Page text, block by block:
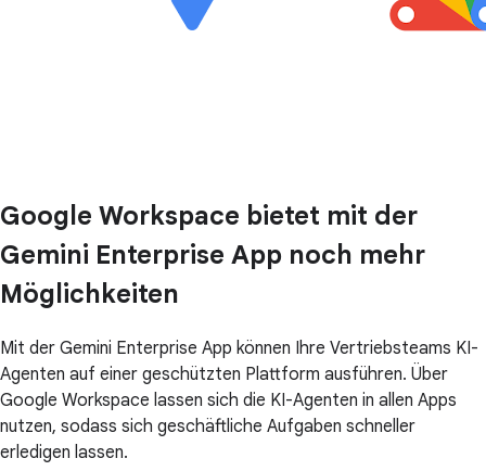
Google Workspace bietet mit der
Gemini Enterprise App noch mehr
Möglichkeiten
Mit der Gemini Enterprise App können Ihre Vertriebsteams KI-
Agenten auf einer geschützten Plattform ausführen. Über
Google Workspace lassen sich die KI-Agenten in allen Apps
nutzen, sodass sich geschäftliche Aufgaben schneller
erledigen lassen.